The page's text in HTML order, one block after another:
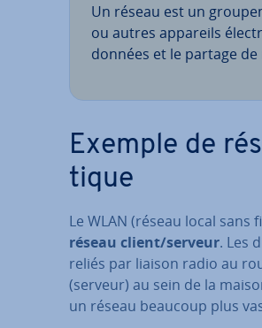
Un réseau est un
ou autres appareils
données et le partage
Exemple de
tique
Le WLAN (réseau local
réseau client/serveur. Les
reliés par liaison radio au
(serveur) au sein de la
un réseau beaucoup plus